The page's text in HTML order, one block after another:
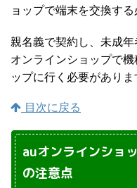
ョップで端末を交換する
親名義で契約し、未成年
オンラインショップで
ップに行く必要がありま
目次に戻る
auオンラインショ
の注意点